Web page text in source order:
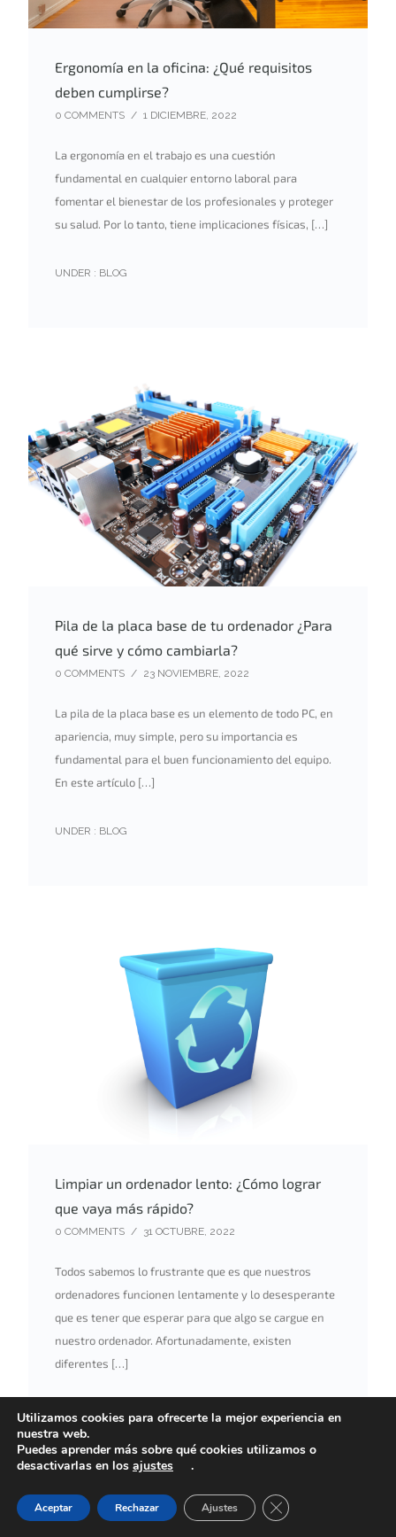
Ergonomía en la oficina: ¿Qué requisitos
deben cumplirse?
0 COMMENTS / 1 DICIEMBRE, 2022
La ergonomía en el trabajo es una cuestión
fundamental en cualquier entorno laboral para
fomentar el bienestar de los profesionales y proteger
su salud. Por lo tanto, tiene implicaciones físicas, […]
UNDER : BLOG
Pila de la placa base de tu ordenador ¿Para
qué sirve y cómo cambiarla?
0 COMMENTS / 23 NOVIEMBRE, 2022
La pila de la placa base es un elemento de todo PC, en
apariencia, muy simple, pero su importancia es
fundamental para el buen funcionamiento del equipo.
En este artículo […]
UNDER : BLOG
Limpiar un ordenador lento: ¿Cómo lograr
que vaya más rápido?
0 COMMENTS / 31 OCTUBRE, 2022
Todos sabemos lo frustrante que es que nuestros
ordenadores funcionen lentamente y lo desesperante
que es tener que esperar para que algo se cargue en
nuestro ordenador. Afortunadamente, existen
diferentes […]
BLOG
Utilizamos cookies para ofrecerte la mejor experiencia en
nuestra web.
Puedes aprender más sobre qué cookies utilizamos o
desactivarlas en los ajustes .
Aceptar Rechazar Ajustes CERRAR EL